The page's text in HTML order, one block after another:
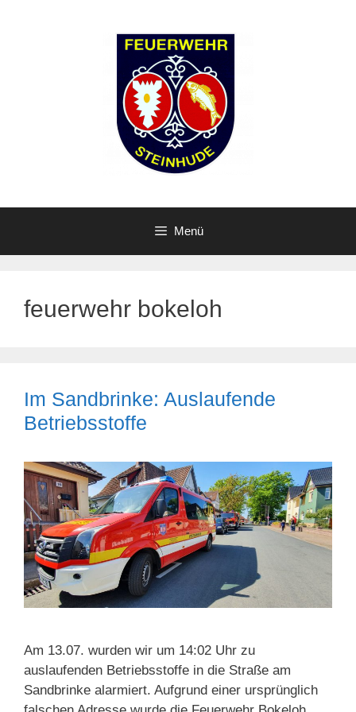
Menü
feuerwehr bokeloh
Im Sandbrinke: Auslaufende
Betriebsstoffe
Am 13.07. wurden wir um 14:02 Uhr zu
auslaufenden Betriebsstoffe in die Straße am
Sandbrinke alarmiert. Aufgrund einer ursprünglich